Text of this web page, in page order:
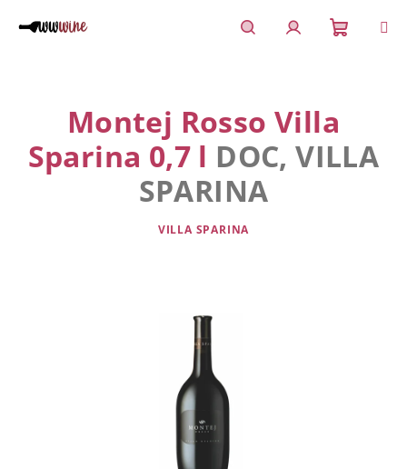
Montej Rosso Villa
Sparina 0,7 l DOC, VILLA
SPARINA
VILLA SPARINA